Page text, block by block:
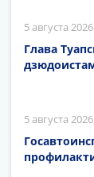
5 августа 2026
Глава
5 августа 2026